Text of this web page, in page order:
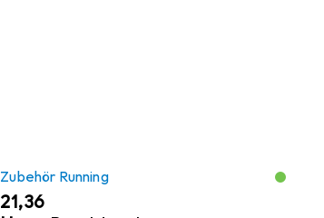
Zubehör Running
EUR
21,36